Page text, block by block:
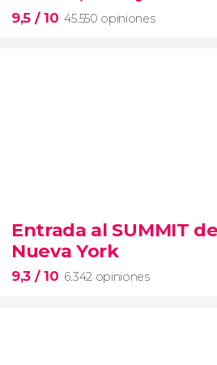
9,5 / 10 45.550 opiniones
visita guiada por el
en español
Entrada al SUMMIT de
Nueva York
9,3 / 10 6.342 opiniones